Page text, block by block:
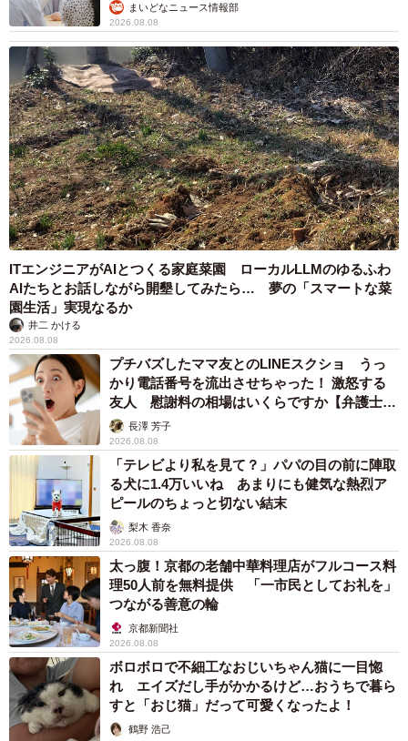
4/7
20kgものダイエットに成功し結婚式を迎える/吉田さん（@japan.torus）
提供
現在は2人の子どもを持つ4人家族に
結婚から13年が経った現在、吉田さんご夫婦には大きな転
機がありました。
「実は妻が6年前に自律神経失調症になったんです。子ども
もいる中で病気になったので、僕は仕事を辞めて妻をサポ
ートすることに。家事も育児も全部やり、合間に資格を取
得して妻を支えました。それから1年後、元気になった妻と
一緒に起業して、今は夫婦で会社を経営しています」（吉
田さん）
現在は2人の子どもを持つ4人家族となった吉田さんご夫
婦。今後についてこう語ります。
「家族みんなが元気であれば嬉しいです。今後は夫婦で会
社をもっと育てていきたいですね」（吉田さん）
まいどなニュース情報部
2026.08.08
ITエンジニアがAIとつくる家庭菜園 ローカルLLMのゆるふわ
AIたちとお話しながら開墾してみたら… 夢の「スマートな菜
園生活」実現なるか
井二 かける
2026.08.08
プチバズしたママ友とのLINEスクショ うっ
かり電話番号を流出させちゃった！ 激怒する
友人 慰謝料の相場はいくらですか【弁護士が
解説】長澤 芳子
2026.08.08
「テレビより私を見て？」パパの目の前に陣取
る犬に1.4万いいね あまりにも健気な熱烈ア
ピールのちょっと切ない結末
梨木 香奈
2026.08.08
太っ腹！京都の老舗中華料理店がフルコース料
理50人前を無料提供 「一市民としてお礼を」
つながる善意の輪
京都新聞社
2026.08.08
ボロボロで不細工なおじいちゃん猫に一目惚
れ エイズだし手がかかるけど…おうちで暮ら
すと「おじ猫」だって可愛くなったよ！
鶴野 浩己